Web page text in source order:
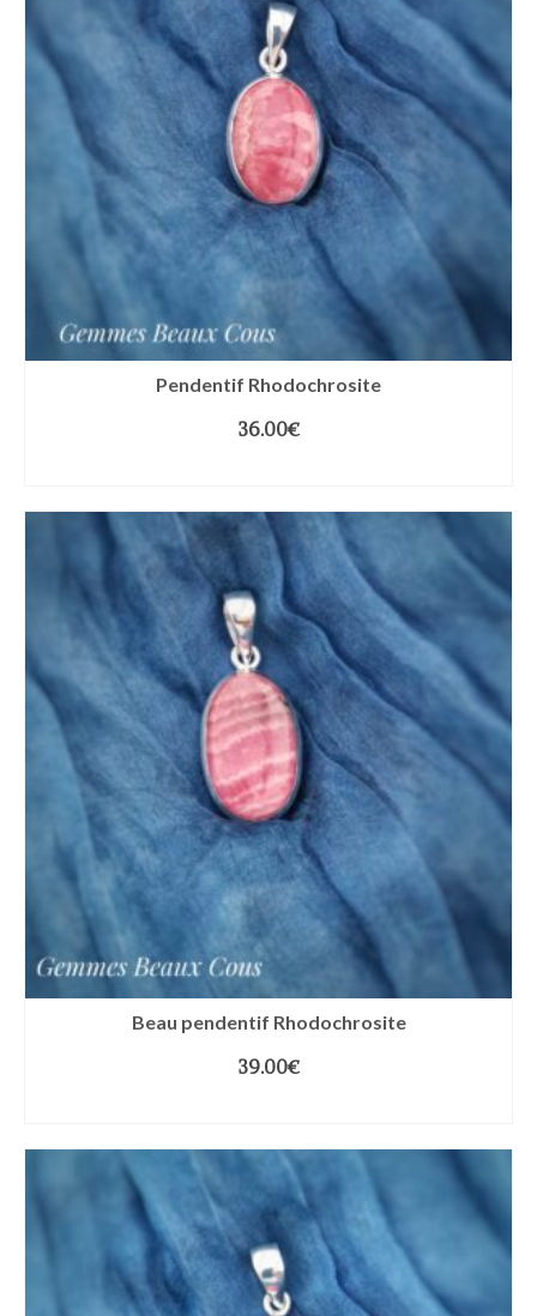
Pendentif Rhodochrosite
36.00€
Beau pendentif Rhodochrosite
39.00€